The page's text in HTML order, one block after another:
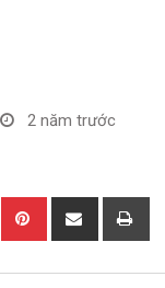
2 năm trước
i
h
r